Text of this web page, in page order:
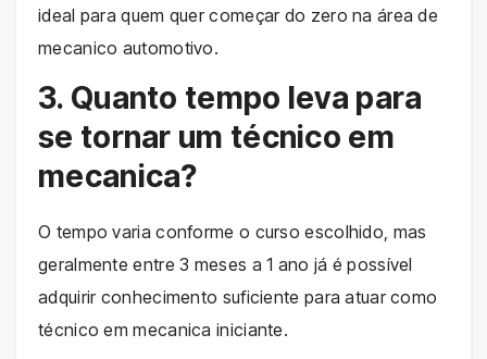
ideal para quem quer começar do zero na área de
mecanico automotivo.
3. Quanto tempo leva para
se tornar um técnico em
mecanica?
O tempo varia conforme o curso escolhido, mas
geralmente entre 3 meses a 1 ano já é possível
adquirir conhecimento suficiente para atuar como
técnico em mecanica iniciante.